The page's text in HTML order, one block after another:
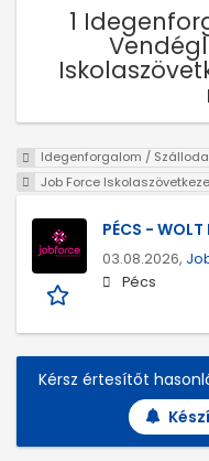
1
Idegenforgalom /
Job Force
PÉCS -
03.08.2026,
Pécs
Kérsz értesítőt